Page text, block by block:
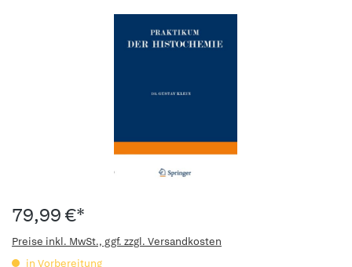
79,99 €*
Preise inkl. MwSt., ggf. zzgl. Versandkosten
in Vorbereitung